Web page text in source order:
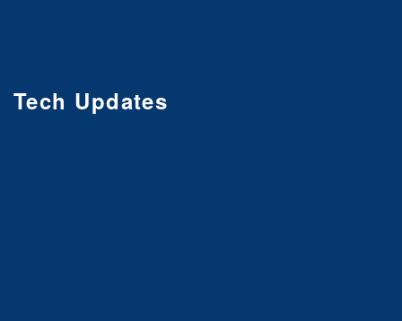
Tech Updates